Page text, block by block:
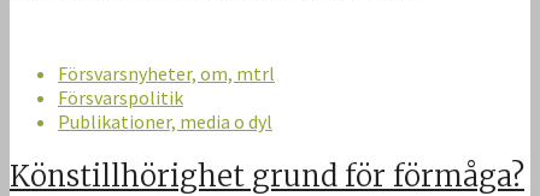
Försvarsnyheter, om, mtrl
Försvarspolitik
Publikationer, media o dyl
Könstillhörighet grund för förmåga?